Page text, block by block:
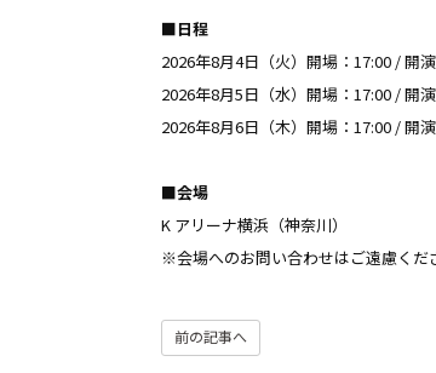
■日程
2026年8月4日（火）開場：17:00 / 開
2026年8月5日（水）開場：17:00 / 開
2026年8月6日（木）開場：17:00 / 開
■会場
K アリーナ横浜（神奈川）
※会場へのお問い合わせはご遠慮くだ
前の記事へ